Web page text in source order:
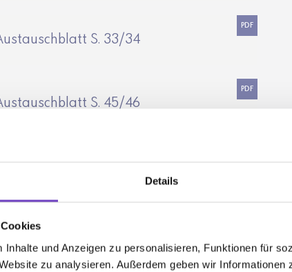
Details
und Anzeigen zu personalisieren, Funktionen für
zu analysieren. Außerdem geben wir Informationen
S. 33/34
PDF
S. 45/46
PDF
S. 59/60